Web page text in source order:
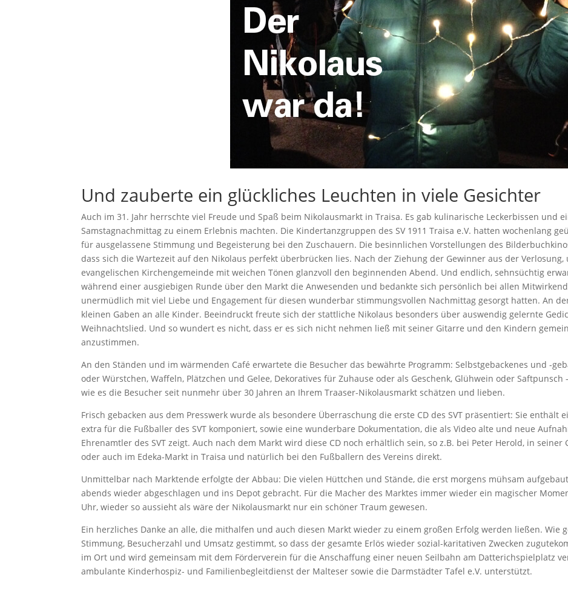
Und zauberte ein glückliches Leuchten in viele Gesichter
Auch im 31. Jahr herrschte viel Freude und Spaß beim Nikolausmarkt in Traisa. Es gab kulinarische Leckerbissen und
Samstagnachmittag zu einem Erlebnis machten. Die Kindertanzgruppen des SV 1911 Traisa e.V. hatten wochenlang
für ausgelassene Stimmung und Begeisterung bei den Zuschauern. Die besinnlichen Vorstellungen des
dass sich die Wartezeit auf den Nikolaus perfekt überbrücken lies. Nach der Ziehung der Gewinner aus der
evangelischen Kirchengemeinde mit weichen Tönen glanzvoll den beginnenden Abend. Und endlich, sehnsüchtig
während einer ausgiebigen Runde über den Markt die Anwesenden und bedankte sich persönlich bei allen
unermüdlich mit viel Liebe und Engagement für diesen wunderbar stimmungsvollen Nachmittag gesorgt hatten. An
kleinen Gaben an alle Kinder. Beeindruckt freute sich der stattliche Nikolaus besonders über auswendig gelernte
Weihnachtslied. Und so wundert es nicht, dass er es sich nicht nehmen ließ mit seiner Gitarre und den Kindern
anzustimmen.
An den Ständen und im wärmenden Café erwartete die Besucher das bewährte Programm: Selbstgebackenes und -
oder Würstchen, Waffeln, Plätzchen und Gelee, Dekoratives für Zuhause oder als Geschenk, Glühwein oder
wie es die Besucher seit nunmehr über 30 Jahren an Ihrem Traaser-Nikolausmarkt schätzen und lieben.
Frisch gebacken aus dem Presswerk wurde als besondere Überraschung die erste CD des SVT präsentiert: Sie enthält
extra für die Fußballer des SVT komponiert, sowie eine wunderbare Dokumentation, die als Video alte und neue
Ehrenamtler des SVT zeigt. Auch nach dem Markt wird diese CD noch erhältlich sein, so z.B. bei Peter Herold, in seiner
oder auch im Edeka-Markt in Traisa und natürlich bei den Fußballern des Vereins direkt.
Unmittelbar nach Marktende erfolgte der Abbau: Die vielen Hüttchen und Stände, die erst morgens mühsam
abends wieder abgeschlagen und ins Depot gebracht. Für die Macher des Marktes immer wieder ein magischer
Uhr, wieder so aussieht als wäre der Nikolausmarkt nur ein schöner Traum gewesen.
Ein herzliches Danke an alle, die mithalfen und auch diesen Markt wieder zu einem großen Erfolg werden ließen. Wie
Stimmung, Besucherzahl und Umsatz gestimmt, so dass der gesamte Erlös wieder sozial-karitativen Zwecken
im Ort und wird gemeinsam mit dem Förderverein für die Anschaffung einer neuen Seilbahn am Datterichspielplatz
ambulante Kinderhospiz- und Familienbegleitdienst der Malteser sowie die Darmstädter Tafel e.V. unterstützt.